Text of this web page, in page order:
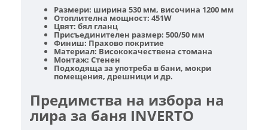
Размери: ширина 530 мм, височина 1200 мм
Отоплителна мощност: 451W
Цвят: бял гланц
Присъединителен размер: 500/50 мм
Финиш: Прахово покритие
Материал: Висококачествена стомана
Монтаж: Стенен
Подходяща за употреба в бани, мокри
помещения, дрешници и др.
Предимства на избора на
лира за баня INVERTO